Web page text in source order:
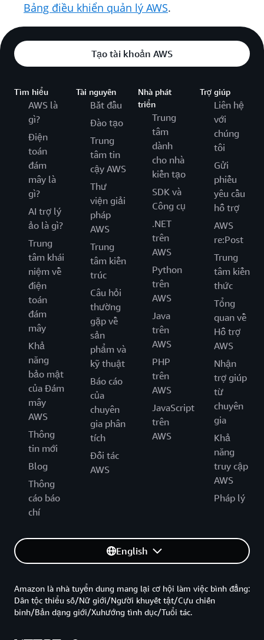
Bảng điều khiển quản lý AWS.
Tạo tài khoản AWS
Tìm hiểu
AWS là
gì?
Điện
toán
đám
mây là
gì?
AI trợ lý
ảo là gì?
Trung
tâm khái
niệm về
điện
toán
đám
mây
Khả
năng
bảo mật
của Đám
mây
AWS
Thông
tin mới
Blog
Thông
cáo báo
chí
Tài nguyên
Bắt đầu
Đào tạo
Trung
tâm tin
cậy AWS
Thư
viện giải
pháp
AWS
Trung
tâm kiến
trúc
Câu hỏi
thường
gặp về
sản
phẩm và
kỹ thuật
Báo cáo
của
chuyên
gia phân
tích
Đối tác
AWS
Nhà phát
triển
Trung
tâm
dành
cho nhà
kiến tạo
SDK và
Công cụ
.NET
trên
AWS
Python
trên
AWS
Java
trên
AWS
PHP
trên
AWS
JavaScript
trên
AWS
Trợ giúp
Liên hệ
với
chúng
tôi
Gửi
phiếu
yêu cầu
hỗ trợ
AWS
re:Post
Trung
tâm kiến
thức
Tổng
quan về
Hỗ trợ
AWS
Nhận
trợ giúp
từ
chuyên
gia
Khả
năng
truy cập
AWS
Pháp lý
English
Amazon là nhà tuyển dung mang lại cơ hội làm việc bình đẳng:
Dân tộc thiểu số/Nữ giới/Người khuyết tật/Cựu chiến
binh/Bản dạng giới/Xuhướng tình dục/Tuổi tác.